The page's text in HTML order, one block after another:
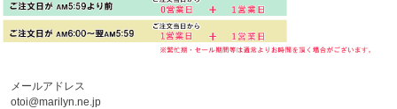
メールアドレス
otoi@marilyn.ne.jp